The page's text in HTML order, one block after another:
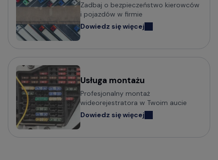
Wideorejestratory BlackVue
Wideorejestratory FineVu
Wideorejestratory MBG Line
Potrzebujesz porady w wyborze
wideorejestratora?
Sprawdź praktyczny poradnik o tym na co zwrócić
Zadbaj o bezpieczeństwo kierowców
i pojazdów w firmie
Dowiedz się więcej
Usługa montażu
Profesjonalny montaż
wideorejestratora w Twoim aucie
Dowiedz się więcej